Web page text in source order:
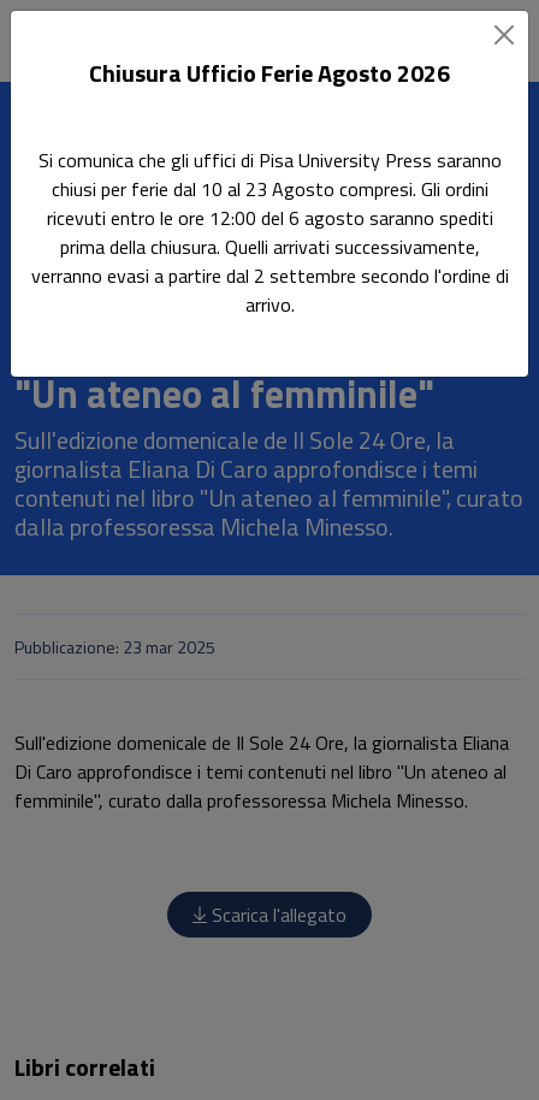
Home Rassegna stampa
Il Sole 24 Ore della Domenica dedica un articolo al volume "Un
ateneo al femminile"
Il Sole 24 Ore della Domenica
"Un ateneo al femminile"
Sull'edizione domenicale de Il Sole 24 Ore, la
giornalista Eliana Di Caro approfondisce i temi
contenuti nel libro "Un ateneo al femminile", curato
dalla professoressa Michela Minesso.
Pubblicazione: 23 mar 2025
Sull'edizione domenicale de Il Sole 24 Ore, la giornalista Eliana
Di Caro approfondisce i temi contenuti nel libro "Un ateneo al
femminile", curato dalla professoressa Michela Minesso.
Scarica l'allegato
Libri correlati
Chiusura Ufficio Ferie Agosto 2026
Si comunica che gli uffici di Pisa University Press saranno
chiusi per ferie dal 10 al 23 Agosto compresi. Gli ordini
ricevuti entro le ore 12:00 del 6 agosto saranno spediti
prima della chiusura. Quelli arrivati successivamente,
verranno evasi a partire dal 2 settembre secondo l'ordine di
arrivo.